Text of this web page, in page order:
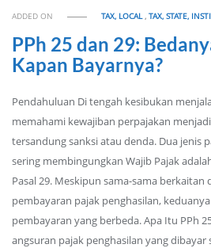
ADDED ON TAX, LOCAL,TAX, STATE,
PPh 25 dan 29:
Kapan Bayarnya?
Pendahuluan Di tengah kesibukan
memahami kewajiban perpajakan
tersandung sanksi atau denda. Dua jenis
sering membingungkan Wajib Pajak
Pasal 29. Meskipun sama-sama berkaitan
pembayaran pajak penghasilan,
pembayaran yang berbeda. Apa Itu PPh
angsuran pajak penghasilan yang